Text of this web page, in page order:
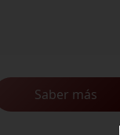
Saber más